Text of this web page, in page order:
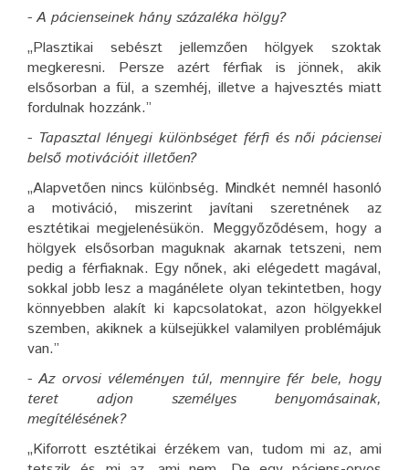
- A pácienseinek hány százaléka hölgy?
„Plasztikai sebészt jellemzően hölgyek szoktak
megkeresni. Persze azért férfiak is jönnek, akik
elsősorban a fül, a szemhéj, illetve a hajvesztés miatt
fordulnak hozzánk.”
- Tapasztal lényegi különbséget férfi és női páciensei
belső motivációit illetően?
„Alapvetően nincs különbség. Mindkét nemnél hasonló
a motiváció, miszerint javítani szeretnének az
esztétikai megjelenésükön. Meggyőződésem, hogy a
hölgyek elsősorban maguknak akarnak tetszeni, nem
pedig a férfiaknak. Egy nőnek, aki elégedett magával,
sokkal jobb lesz a magánélete olyan tekintetben, hogy
könnyebben alakít ki kapcsolatokat, azon hölgyekkel
szemben, akiknek a külsejükkel valamilyen problémájuk
van.”
- Az orvosi véleményen túl, mennyire fér bele, hogy
teret adjon személyes benyomásainak,
megítélésének?
„Kiforrott esztétikai érzékem van, tudom mi az, ami